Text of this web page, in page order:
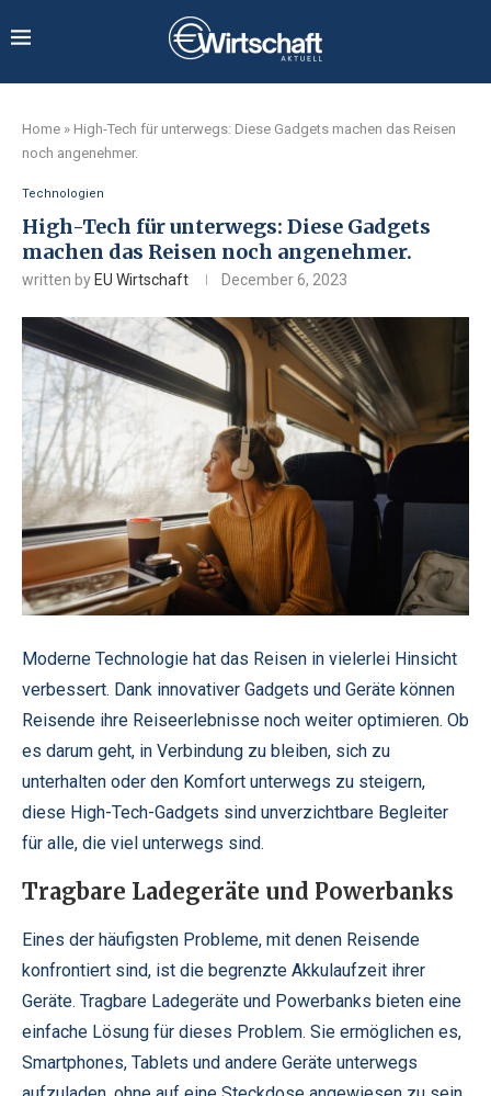
Home » High-Tech für unterwegs: Diese Gadgets machen das Reisen
noch angenehmer.
Technologien
High-Tech für unterwegs: Diese Gadgets
machen das Reisen noch angenehmer.
written by EU Wirtschaft December 6, 2023
Moderne Technologie hat das Reisen in vielerlei Hinsicht
verbessert. Dank innovativer Gadgets und Geräte können
Reisende ihre Reiseerlebnisse noch weiter optimieren. Ob
es darum geht, in Verbindung zu bleiben, sich zu
unterhalten oder den Komfort unterwegs zu steigern,
diese High-Tech-Gadgets sind unverzichtbare Begleiter
für alle, die viel unterwegs sind.
Tragbare Ladegeräte und Powerbanks
Eines der häufigsten Probleme, mit denen Reisende
konfrontiert sind, ist die begrenzte Akkulaufzeit ihrer
Geräte. Tragbare Ladegeräte und Powerbanks bieten eine
einfache Lösung für dieses Problem. Sie ermöglichen es,
Smartphones, Tablets und andere Geräte unterwegs